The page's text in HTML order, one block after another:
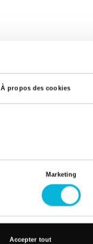
À propos des cookies
Marketing
Accepter tout